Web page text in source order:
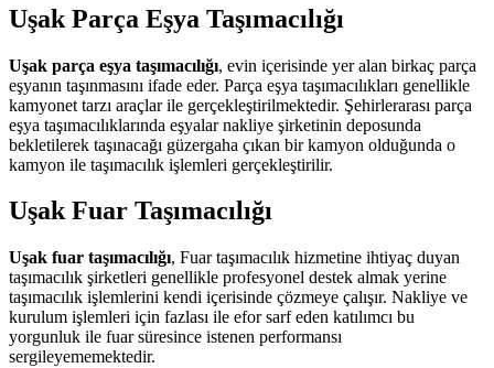
Uşak Parça Eşya Taşımacılığı
Uşak parça eşya taşımacılığı, evin içerisinde yer alan birkaç parça
eşyanın taşınmasını ifade eder. Parça eşya taşımacılıkları genellikle
kamyonet tarzı araçlar ile gerçekleştirilmektedir. Şehirlerarası parça
eşya taşımacılıklarında eşyalar nakliye şirketinin deposunda
bekletilerek taşınacağı güzergaha çıkan bir kamyon olduğunda o
kamyon ile taşımacılık işlemleri gerçekleştirilir.
Uşak Fuar Taşımacılığı
Uşak fuar taşımacılığı, Fuar taşımacılık hizmetine ihtiyaç duyan
taşımacılık şirketleri genellikle profesyonel destek almak yerine
taşımacılık işlemlerini kendi içerisinde çözmeye çalışır. Nakliye ve
kurulum işlemleri için fazlası ile efor sarf eden katılımcı bu
yorgunluk ile fuar süresince istenen performansı
sergileyememektedir.